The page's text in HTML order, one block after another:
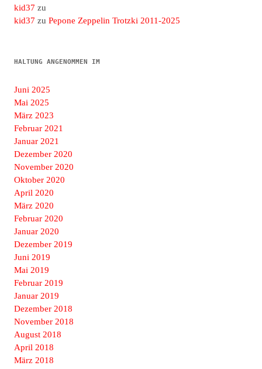
kid37 zu
kid37 zu Pepone Zeppelin Trotzki 2011-2025
HALTUNG ANGENOMMEN IM
Juni 2025
Mai 2025
März 2023
Februar 2021
Januar 2021
Dezember 2020
November 2020
Oktober 2020
April 2020
März 2020
Februar 2020
Januar 2020
Dezember 2019
Juni 2019
Mai 2019
Februar 2019
Januar 2019
Dezember 2018
November 2018
August 2018
April 2018
März 2018